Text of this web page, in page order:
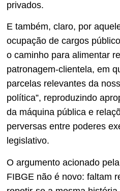
privados.
E também, claro, por
ocupação de cargos
o caminho para alimentar
patronagem-clientela, em
parcelas relevantes da
política”, reproduzindo
da máquina pública e
perversas entre poderes
legislativo.
O argumento acionado
FIBGE não é novo: faltam